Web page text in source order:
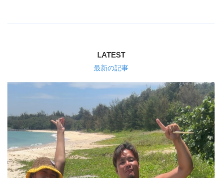
LATEST
最新の記事